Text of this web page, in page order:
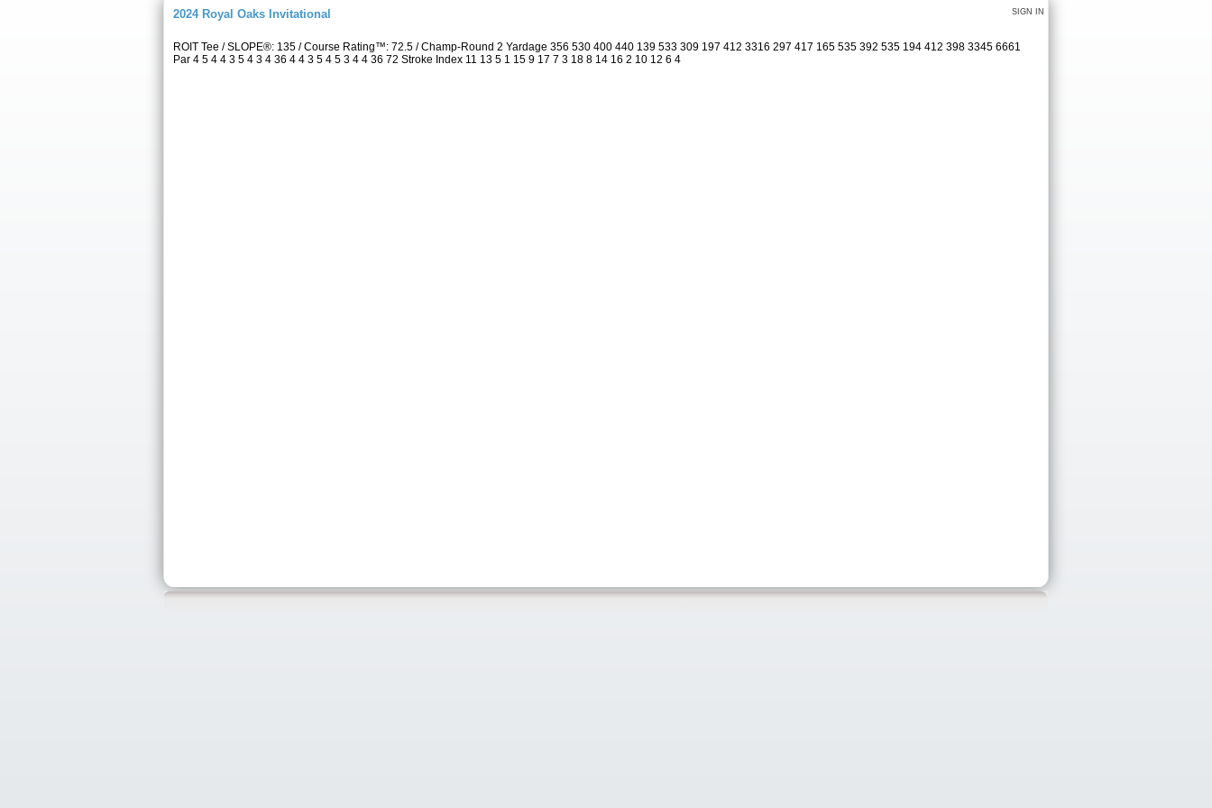
SIGN IN
2024 Royal Oaks Invitational
ROIT Tee / SLOPE®: 135 / Course Rating™: 72.5 / Champ-Round 2 Yardage 356 530 400 440 139 533 309 197 412 3316 297 417 165 535 392 535 194 412 398 3345 6661
Par 4 5 4 4 3 5 4 3 4 36 4 4 3 5 4 5 3 4 4 36 72 Stroke Index 11 13 5 1 15 9 17 7 3 18 8 14 16 2 10 12 6 4